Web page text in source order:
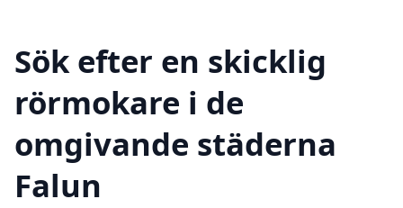
Sök efter en skicklig
rörmokare i de
omgivande städerna
Falun